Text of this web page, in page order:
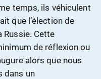
temps, ils véhiculent
que l’élection de
Russie. Cette
de réflexion ou
alors que nous
dans un